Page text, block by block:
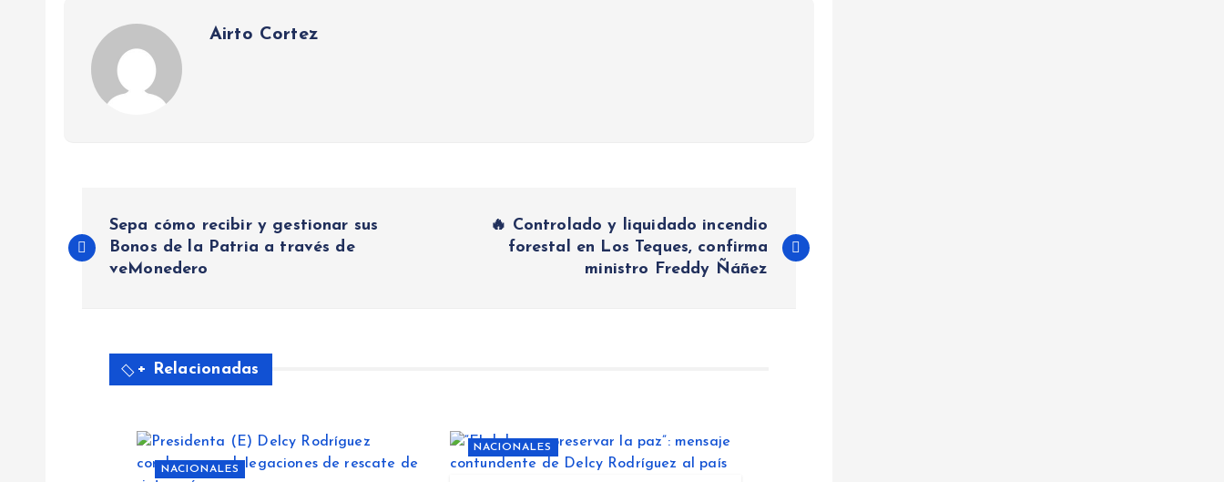
Airto Cortez
a
Sepa cómo recibir y gestionar sus
Bonos de la Patria a través de
veMonedero
🔥 Controlado y liquidado incendio
forestal en Los Teques, confirma
ministro Freddy Ñáñez
+ Relacionadas
NACIONALES
NACIONALES